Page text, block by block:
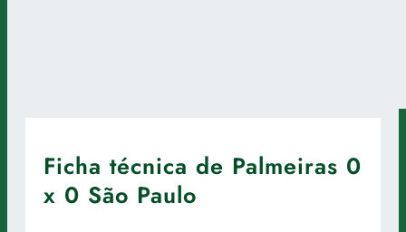
Ficha técnica de Palmeiras 0
x 0 São Paulo